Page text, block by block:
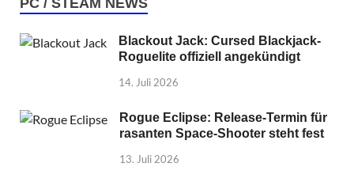
PC / STEAM NEWS
Blackout Jack: Cursed Blackjack-
Roguelite offiziell angekündigt
14. Juli 2026
Rogue Eclipse: Release-Termin für
rasanten Space-Shooter steht fest
13. Juli 2026